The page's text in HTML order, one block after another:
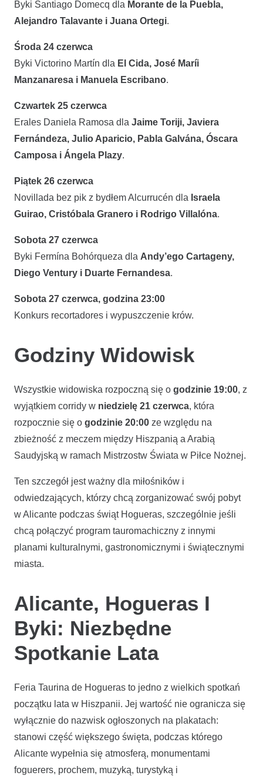
Byki Santiago Domecq dla Morante de la Puebla,
Alejandro Talavante i Juana Ortegi.
Środa 24 czerwca
Byki Victorino Martín dla El Cida, José Maríi
Manzanaresa i Manuela Escribano.
Czwartek 25 czerwca
Erales Daniela Ramosa dla Jaime Toriji, Javiera
Fernándeza, Julio Aparicio, Pabla Galvána, Óscara
Camposa i Ángela Plazy.
Piątek 26 czerwca
Novillada bez pik z bydłem Alcurrucén dla Israela
Guirao, Cristóbala Granero i Rodrigo Villalóna.
Sobota 27 czerwca
Byki Fermína Bohórqueza dla Andy’ego Cartageny,
Diego Ventury i Duarte Fernandesa.
Sobota 27 czerwca, godzina 23:00
Konkurs recortadores i wypuszczenie krów.
Godziny Widowisk
Wszystkie widowiska rozpoczną się o godzinie 19:00, z
wyjątkiem corridy w niedzielę 21 czerwca, która
rozpocznie się o godzinie 20:00 ze względu na
zbieżność z meczem między Hiszpanią a Arabią
Saudyjską w ramach Mistrzostw Świata w Piłce Nożnej.
Ten szczegół jest ważny dla miłośników i
odwiedzających, którzy chcą zorganizować swój pobyt
w Alicante podczas świąt Hogueras, szczególnie jeśli
chcą połączyć program tauromachiczny z innymi
planami kulturalnymi, gastronomicznymi i świątecznymi
miasta.
Alicante, Hogueras I
Byki: Niezbędne
Spotkanie Lata
Feria Taurina de Hogueras to jedno z wielkich spotkań
początku lata w Hiszpanii. Jej wartość nie ogranicza się
wyłącznie do nazwisk ogłoszonych na plakatach:
stanowi część większego święta, podczas którego
Alicante wypełnia się atmosferą, monumentami
foguerers, prochem, muzyką, turystyką i